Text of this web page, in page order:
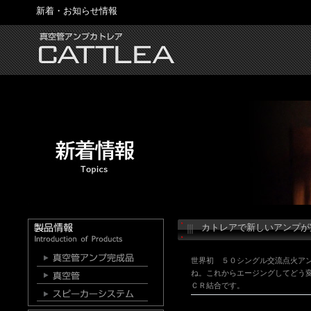
新着・お知らせ情報
カトレアで新しいアンプ
世界初 ５０シングル交流点火ア
ね。これからエージングしてどう
ＣＲ結合です。